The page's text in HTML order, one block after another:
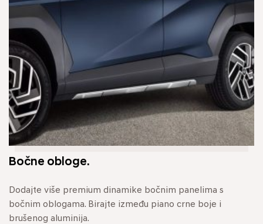
Bočne obloge.
Dodajte više premium dinamike bočnim panelima s
bočnim oblogama. Birajte između piano crne boje i
brušenog aluminija.